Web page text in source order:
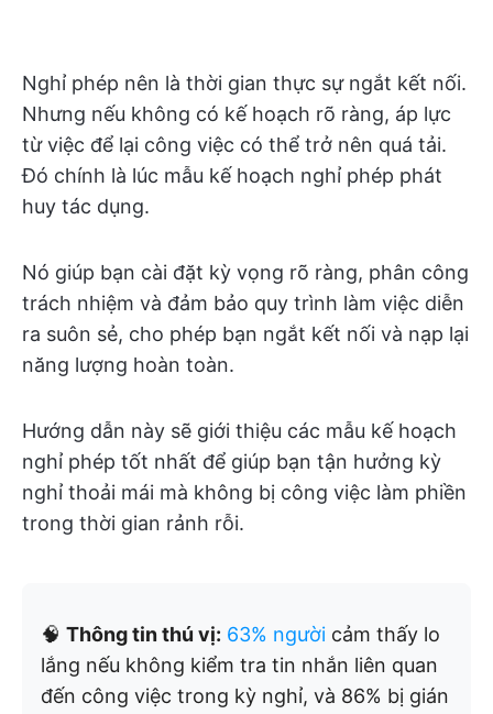
Nghỉ phép nên là thời gian thực sự ngắt kết nối.
Nhưng nếu không có kế hoạch rõ ràng, áp lực
từ việc để lại công việc có thể trở nên quá tải.
Đó chính là lúc mẫu kế hoạch nghỉ phép phát
huy tác dụng.
Nó giúp bạn cài đặt kỳ vọng rõ ràng, phân công
trách nhiệm và đảm bảo quy trình làm việc diễn
ra suôn sẻ, cho phép bạn ngắt kết nối và nạp lại
năng lượng hoàn toàn.
Hướng dẫn này sẽ giới thiệu các mẫu kế hoạch
nghỉ phép tốt nhất để giúp bạn tận hưởng kỳ
nghỉ thoải mái mà không bị công việc làm phiền
trong thời gian rảnh rỗi.
🧠 Thông tin thú vị: 63% người cảm thấy lo
lắng nếu không kiểm tra tin nhắn liên quan
đến công việc trong kỳ nghỉ, và 86% bị gián